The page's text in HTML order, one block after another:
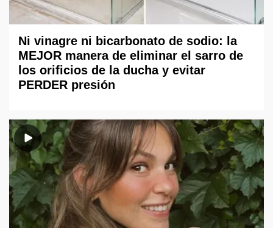
Ni vinagre ni bicarbonato de sodio: la
MEJOR manera de eliminar el sarro de
los orificios de la ducha y evitar
PERDER presión